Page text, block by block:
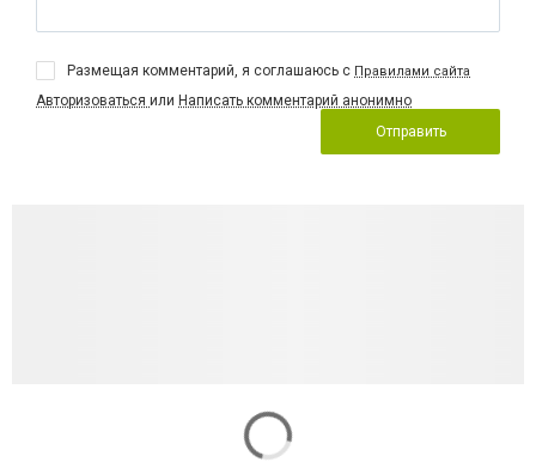
Размещая комментарий, я соглашаюсь с Правилами сайта
Авторизоваться или Написать комментарий анонимно
Отправить